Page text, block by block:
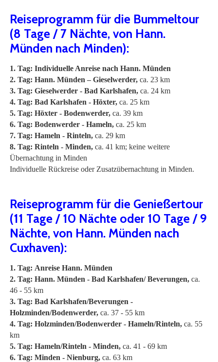
Reiseprogramm für die Bummeltour
(8 Tage / 7 Nächte, von Hann.
Münden nach Minden):
1. Tag: Individuelle Anreise nach Hann. Münden
2. Tag: Hann. Münden – Gieselwerder, ca. 23 km
3. Tag: Gieselwerder - Bad Karlshafen, ca. 24 km
4. Tag: Bad Karlshafen - Höxter, ca. 25 km
5. Tag: Höxter - Bodenwerder, ca. 39 km
6. Tag: Bodenwerder - Hameln, ca. 25 km
7. Tag: Hameln - Rinteln, ca. 29 km
8. Tag: Rinteln - Minden, ca. 41 km; keine weitere
Übernachtung in Minden
Individuelle Rückreise oder Zusatzübernachtung in Minden.
Reiseprogramm für die Genießertour
(11 Tage / 10 Nächte oder 10 Tage / 9
Nächte, von Hann. Münden nach
Cuxhaven):
1. Tag: Anreise Hann. Münden
2. Tag: Hann. Münden - Bad Karlshafen/ Beverungen, ca.
46 - 55 km
3. Tag: Bad Karlshafen/Beverungen -
Holzminden/Bodenwerder, ca. 37 - 55 km
4. Tag: Holzminden/Bodenwerder - Hameln/Rinteln, ca. 55
km
5. Tag: Hameln/Rinteln - Minden, ca. 41 - 69 km
6. Tag: Minden - Nienburg, ca. 63 km